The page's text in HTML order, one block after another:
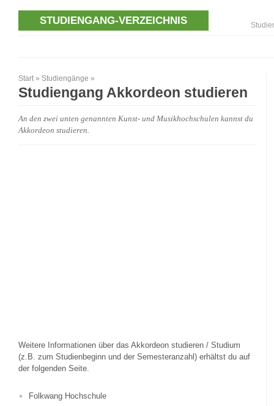
STUDIENGANG-VERZEICHNIS
Start » Studiengänge »
Studiengang Akkordeon studieren
An den zwei unten genannten Kunst- und Musikhochschulen kannst du
Akkordeon studieren.
Weitere Informationen über das Akkordeon studieren / Studium
(z.B. zum Studienbeginn und der Semesteranzahl) erhältst du auf
der folgenden Seite.
Folkwang Hochschule